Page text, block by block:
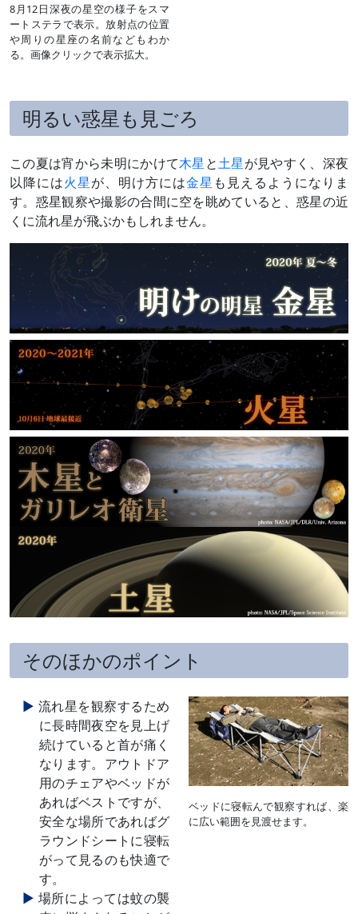
8月12日深夜の星空の様子をスマ
ートステラで表示。放射点の位置
や周りの星座の名前などもわか
る。画像クリックで表示拡大。
明るい惑星も見ごろ
この夏は宵から未明にかけて木星 と土星が見やすく、深夜
以降には火星が、明け方には金星 も見えるようになりま
す。惑星観察や撮影の合間に空を眺めていると、惑星の近
くに流れ星が飛ぶかもしれません。
そのほかのポイント
流れ星を観察するため
に長時間夜空を見上げ
続けていると首が痛く
なります。アウトドア
用のチェアやベッドが
あればベストですが、
安全な場所であればグ
ラウンドシートに寝転
がって見るのも快適で
す。
場所によっては蚊の襲
ベッドに寝転んで観察すれば、楽
に広い範囲を見渡せます。